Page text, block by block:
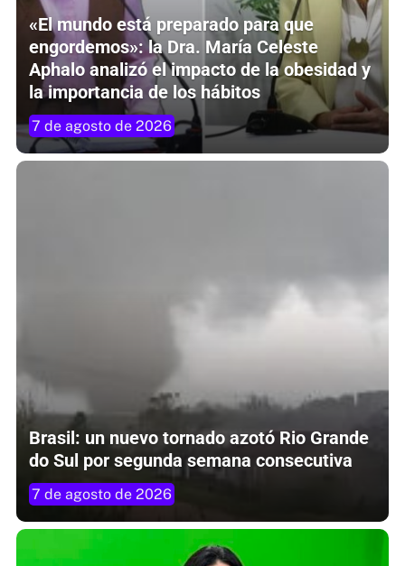
«El mundo está preparado para que
engordemos»: la Dra. María Celeste
Aphalo analizó el impacto de la obesidad y
la importancia de los hábitos
7 de agosto de 2026
Brasil: un nuevo tornado azotó Rio Grande
do Sul por segunda semana consecutiva
7 de agosto de 2026